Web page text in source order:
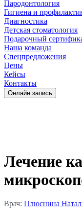
Пародонтология
Гигиена и
Диагностика
Детская стоматология
Подарочный
Наша команда
Спецпредложения
Цены
Кейсы
Контакты
Oнлайн запись
Лечение
Врач: Плюснина